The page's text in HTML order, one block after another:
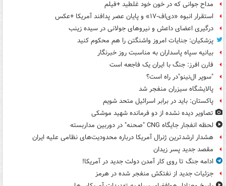
مداح جوانی که در خون خود غلطید +فیلم
استقرار انبوه «دی‌اف‑۱۷» و پایان عصر پدافند آمریکا +عکس
درگیری اعضای داعش و نیروهای جولانی در سیده زینب
پزشکیان: جنایات امروز واشنگتن را هم محکوم کنید
بیانیه سپاه پاسداران به مناسبت روز خبرنگار
فارن افرز: جنگ با ایران یک فاجعه است
"سوپر ال‌نینو"در راه است؟
پالایشگاه سیزران منفجر شد
پاکستان: باید در برابر اسرائیل متحد شویم
تصاویر دیده‌ نشده از دو فرمانده شهید موشکی
لحظه انفجار جایگاه CNG "صحنه" در دوربین مداربسته
هشدار ارشدترین ژنرال آمریکا درباره محدودیت‌های نظامی علیه ایران
مقصد جدید پسر زیدان
ادامه جنگ تا روی کار آمدن دولت جدید در آمریکا!
جزئیات جدید از نفتکش منفجر شده در هرمز